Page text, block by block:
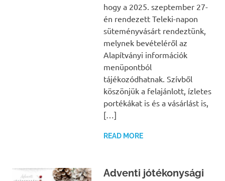
hogy a 2025. szeptember 27-
én rendezett Teleki-napon
süteményvásárt rendeztünk,
melynek bevételéről az
Alapítványi információk
menüpontból
tájékozódhatnak. Szívből
köszönjük a felajánlott, ízletes
portékákat is és a vásárlást is,
[…]
READ MORE
Adventi jótékonysági